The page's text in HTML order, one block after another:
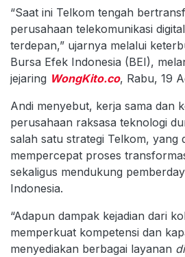
“Saat ini Telkom tengah
perusahaan telekomunikasi
terdepan,” ujarnya melalui
Bursa Efek Indonesia (BEI),
jejaring WongKito.co, Rabu, 19
Andi menyebut, kerja sama dan
perusahaan raksasa teknologi
salah satu strategi Telkom, yang
mempercepat proses
sekaligus mendukung
Indonesia.
“Adapun dampak kejadian dari
memperkuat kompetensi dan
menyediakan berbagai layanan